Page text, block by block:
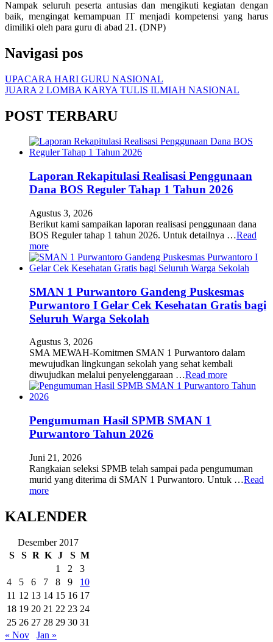
Nampak seluruh peserta antusias dan mengikuti kegiatan dengan
baik, mengingat kemampuan IT menjadi kompetensi yang harus
dimiliki oleh para guru di abad 21. (DNP)
Navigasi pos
UPACARA HARI GURU NASIONAL
JUARA 2 LOMBA KARYA TULIS ILMIAH NASIONAL
POST TERBARU
Laporan Rekapitulasi Realisasi Penggunaan
Dana BOS Reguler Tahap 1 Tahun 2026
Agustus 3, 2026
Berikut kami sampaikan laporan realisasi penggunaan dana
BOS Reguler tahap 1 tahun 2026. Untuk detailnya …Read
more
SMAN 1 Purwantoro Gandeng Puskesmas
Purwantoro I Gelar Cek Kesehatan Gratis bagi
Seluruh Warga Sekolah
Agustus 3, 2026
SMA MEWAH-Komitmen SMAN 1 Purwantoro dalam
mewujudkan lingkungan sekolah yang sehat kembali
diwujudkan melalui penyelenggaraan …Read more
Pengumuman Hasil SPMB SMAN 1
Purwantoro Tahun 2026
Juni 21, 2026
Rangkaian seleksi SPMB telah sampai pada pengumuman
murid yang diterima di SMAN 1 Purwantoro. Untuk …Read
more
KALENDER
Desember 2017
S
S R K J S M
1
2
3
4
5 6 7 8 9
10
11 12 13 14 15 16 17
18 19 20 21 22 23 24
25 26 27 28 29 30 31
« Nov
Jan »